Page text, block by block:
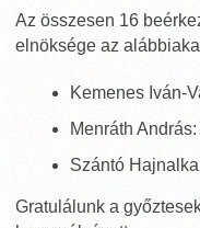
Az összesen 16
elnöksége az
Kemenes Iván-
Menráth
Szántó
Gratulálunk a